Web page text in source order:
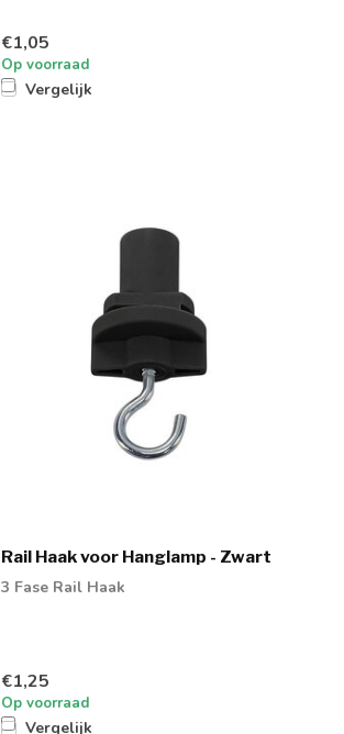
€1,05
Op voorraad
Vergelijk
Rail Haak voor Hanglamp - Zwart
3 Fase Rail Haak
€1,25
Op voorraad
Vergelijk